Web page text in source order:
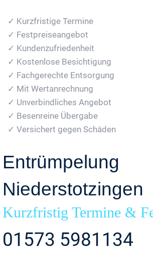
✓ Kurzfristige Termine
✓ Festpreiseangebot
✓ Kundenzufriedenheit
✓ Kostenlose Besichtigung
✓ Fachgerechte Entsorgung
✓ Mit Wertanrechnung
✓ Unverbindliches Angebot
✓ Besenreine Übergabe
✓ Versichert gegen Schäden
Entrümpelung
Niederstotzingen
Kurzfristig Termine &
01573 5981134